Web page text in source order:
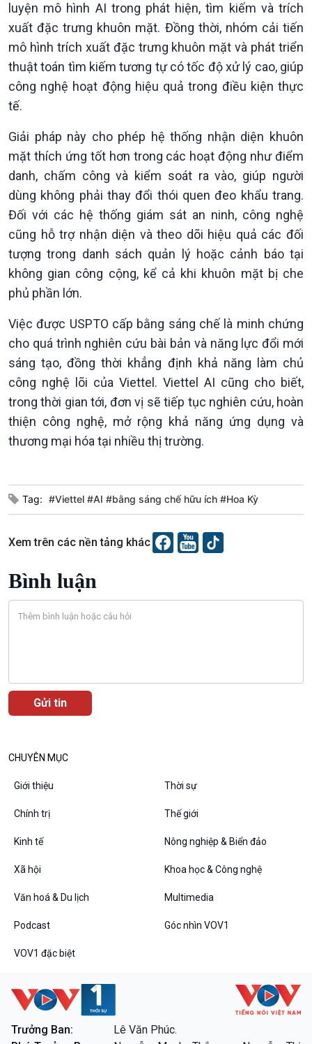
Chuyên gia của bạn
Xã hội chuyển động
Bước chân đến trường
Văn hoá & Du lịch
Tin Văn hoá & Du lịch
Chát với người nổi tiếng
Câu chuyện Thể thao
Multimedia
Ảnh
Infographic
E-Magazine
Góc nhìn VOV1
VOV1 đặc biệt
Chân dung cuộc sống
Các chương trình đặc biệt
luyện mô hình AI trong phát hiện, tìm kiếm và trích
xuất đặc trưng khuôn mặt. Đồng thời, nhóm cải tiến
mô hình trích xuất đặc trưng khuôn mặt và phát triển
thuật toán tìm kiếm tương tự có tốc độ xử lý cao, giúp
công nghệ hoạt động hiệu quả trong điều kiện thực
tế.
Giải pháp này cho phép hệ thống nhận diện khuôn
mặt thích ứng tốt hơn trong các hoạt động như điểm
danh, chấm công và kiểm soát ra vào, giúp người
dùng không phải thay đổi thói quen đeo khẩu trang.
Đối với các hệ thống giám sát an ninh, công nghệ
cũng hỗ trợ nhận diện và theo dõi hiệu quả các đối
tượng trong danh sách quản lý hoặc cảnh báo tại
không gian công cộng, kể cả khi khuôn mặt bị che
phủ phần lớn.
Việc được USPTO cấp bằng sáng chế là minh chứng
cho quá trình nghiên cứu bài bản và năng lực đổi mới
sáng tạo, đồng thời khẳng định khả năng làm chủ
công nghệ lõi của Viettel. Viettel AI cũng cho biết,
trong thời gian tới, đơn vị sẽ tiếp tục nghiên cứu, hoàn
thiện công nghệ, mở rộng khả năng ứng dụng và
thương mại hóa tại nhiều thị trường.
Tag: #Viettel #AI #bằng sáng chế hữu ích #Hoa Kỳ
Xem trên các nền tảng khác
Bình luận
CHUYÊN MỤC
Giới thiệu Thời sự
Chính trị Thế giới
Kinh tế Nông nghiệp & Biển đảo
Xã hội Khoa học & Công nghệ
Văn hoá & Du lịch Multimedia
Podcast Góc nhìn VOV1
VOV1 đặc biệt
Trưởng Ban:
Lê Văn Phúc.